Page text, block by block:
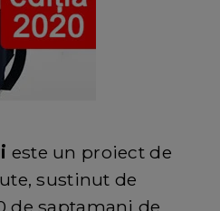
este un proiect de
sustinut de
de saptamani de